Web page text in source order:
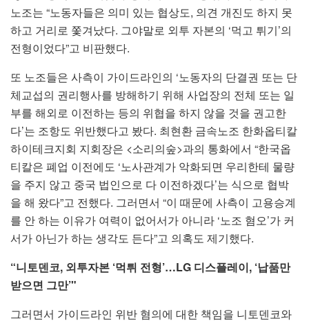
노조는 “노동자들은 의미 있는 협상도, 의견 개진도 하지 못
하고 거리로 쫓겨났다. 그야말로 외투 자본의 ‘먹고 튀기’의
전형이었다”고 비판했다.
또 노조들은 사측이 가이드라인의 ‘노동자의 단결권 또는 단
체교섭의 권리행사를 방해하기 위해 사업장의 전체 또는 일
부를 해외로 이전하는 등의 위협을 하지 않을 것을 권고한
다’는 조항도 위반했다고 봤다. 최현환 금속노조 한화옵티칼
하이테크지회 지회장은 <소리의숲>과의 통화에서 “한국옵
티칼은 폐업 이전에도 ‘노사관계가 악화되면 우리한테 물량
을 주지 않고 중국 법인으로 다 이전하겠다’는 식으로 협박
을 해 왔다”고 전했다. 그러면서 “이 때문에 사측이 고용승계
를 안 하는 이유가 여력이 없어서가 아니라 ‘노조 혐오’가 커
서가 아닌가 하는 생각도 든다”고 의혹도 제기했다.
“니토덴코, 외투자본 ‘먹튀 전형’…LG 디스플레이, ‘납품만
받으면 그만’"
그러면서 가이드라인 위반 혐의에 대한 책임을 니토덴코와